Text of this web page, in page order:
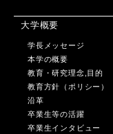
大学概要
学長メッセージ
本学の概要
教育・研究理念,目的
教育方針（ポリシー）
沿革
卒業生等の活躍
卒業生インタビュー